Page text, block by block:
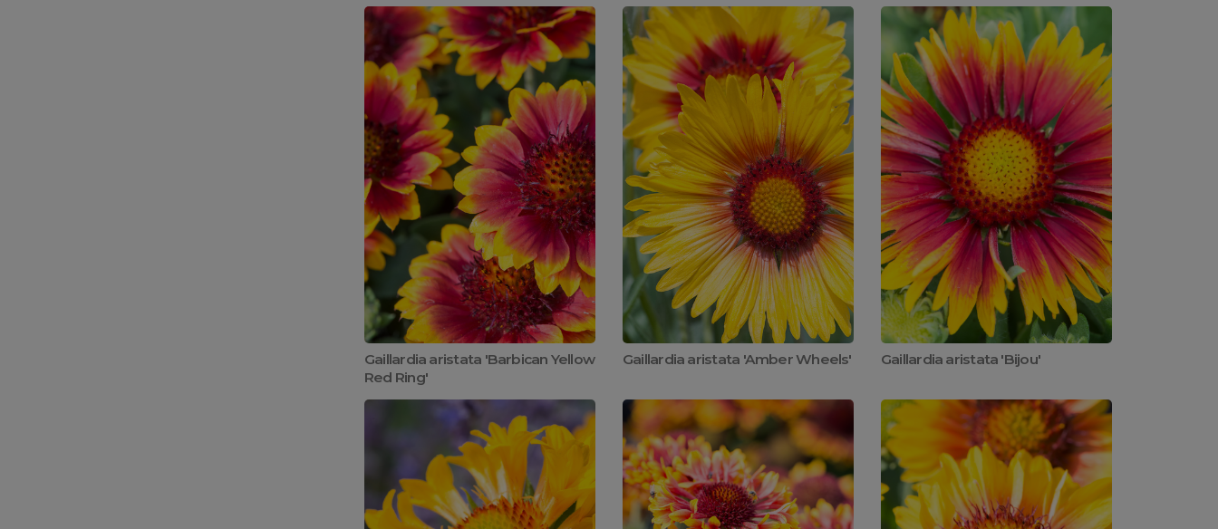
Gaillardia aristata 'Barbican Yellow
Red Ring'
Gaillardia aristata 'Amber Wheels' Gaillardia aristata 'Bijou'